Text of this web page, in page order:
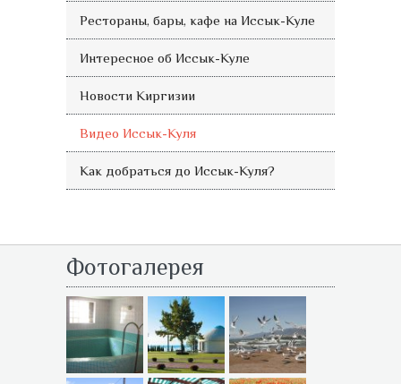
Рестораны, бары, кафе на Иссык-Куле
Интересное об Иссык-Куле
Новости Киргизии
Видео Иссык-Куля
Как добраться до Иссык-Куля?
Фотогалерея